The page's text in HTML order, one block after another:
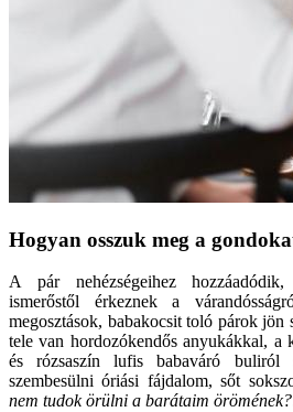
Hogyan osszuk meg a
A pár nehézségeihez
ismerőstől érkeznek a
megosztások, babakocsit toló párok jön
tele van hordozókendős anyukákkal, a
és rózsaszín lufis babaváró buliról
szembesülni óriási fájdalom, sőt
nem tudok örülni a barátaim